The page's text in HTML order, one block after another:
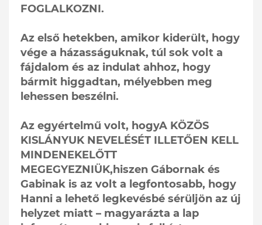
FOGLALKOZNI.
Az első hetekben, amikor kiderült, hogy
vége a házasságuknak, túl sok volt a
fájdalom és az indulat ahhoz, hogy
bármit higgadtan, mélyebben meg
lehessen beszélni.
Az egyértelmű volt, hogyA KÖZÖS
KISLÁNYUK NEVELÉSÉT ILLETŐEN KELL
MINDENEKELŐTT
MEGEGYEZNIÜK,hiszen Gábornak és
Gabinak is az volt a legfontosabb, hogy
Hanni a lehető legkevésbé sérüljön az új
helyzet miatt – magyarázta a lap